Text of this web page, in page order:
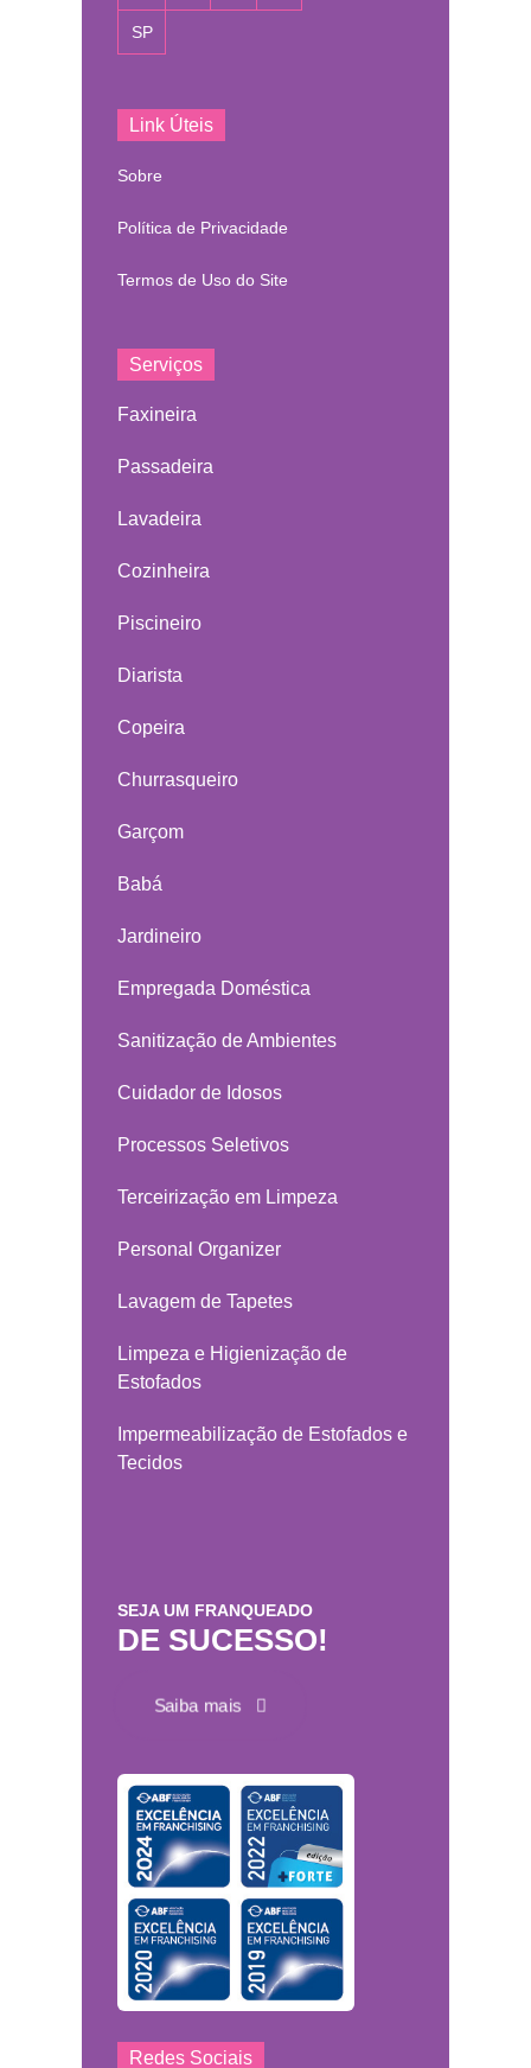
SP
Link Úteis
Sobre
Política de Privacidade
Termos de Uso do Site
Serviços
Faxineira
Passadeira
Lavadeira
Cozinheira
Piscineiro
Diarista
Copeira
Churrasqueiro
Garçom
Babá
Jardineiro
Empregada Doméstica
Sanitização de Ambientes
Cuidador de Idosos
Processos Seletivos
Terceirização em Limpeza
Personal Organizer
Lavagem de Tapetes
Limpeza e Higienização de
Estofados
Impermeabilização de Estofados e
Tecidos
SEJA UM FRANQUEADO
DE SUCESSO!
Saiba mais
Redes Sociais